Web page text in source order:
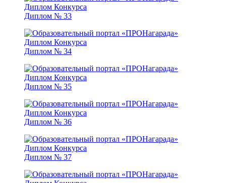
Диплом № 33
Диплом № 34
Диплом № 35
Диплом № 36
Диплом № 37